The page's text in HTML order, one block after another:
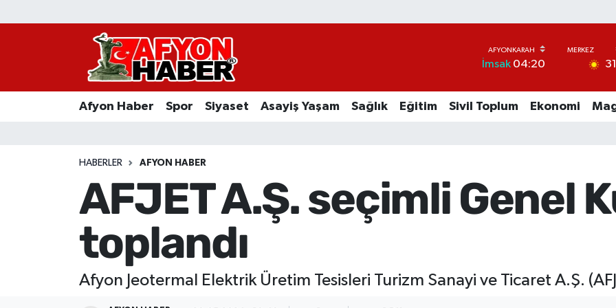
İmsak04:20 31
Afyon Haber Spor Siyaset Asayiş Yaşam Sağlık Eğitim Sivil Toplum Ekonomi
HABERLER AFYON HABER
AFJET A.Ş. seçimli Genel
toplandı
Afyon Jeotermal Elektrik Üretim Tesisleri Turizm Sanayi ve Ticaret A.Ş.
Afyon Haber
Asayiş Yaşam